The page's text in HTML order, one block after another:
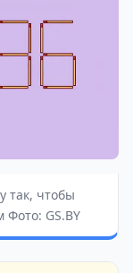
так, чтобы
GS.BY